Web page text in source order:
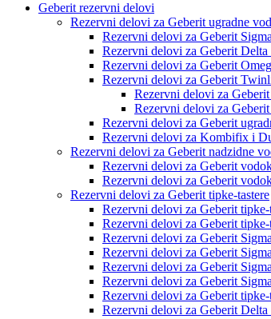
Geberit rezervni delovi
Rezervni delovi za Geberit ugradne
Rezervni delovi za Geberit
Rezervni delovi za Geberit
Rezervni delovi za Geberit
Rezervni delovi za Geberit
Rezervni delovi za
Rezervni delovi za
Rezervni delovi za Geberit
Rezervni delovi za Kombifix i
Rezervni delovi za Geberit nadzidne
Rezervni delovi za Geberit
Rezervni delovi za Geberit
Rezervni delovi za Geberit tipke-tastere
Rezervni delovi za Geberit
Rezervni delovi za Geberit tipke-
Rezervni delovi za Geberit
Rezervni delovi za Geberit
Rezervni delovi za Geberit
Rezervni delovi za Geberit
Rezervni delovi za Geberit
Rezervni delovi za Geberit Delta